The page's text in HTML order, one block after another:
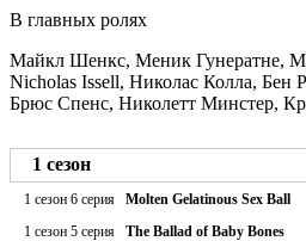
В главных ролях
Майкл Шенкс, Меник Гунератне,
Nicholas Issell, Николас Колла,
Брюс Спенс, Николетт Минстер,
1 сезон
1 сезон 6 серия
Molten Gelatinous Sex Ball
1 сезон 5 серия
The Ballad of Baby Bones